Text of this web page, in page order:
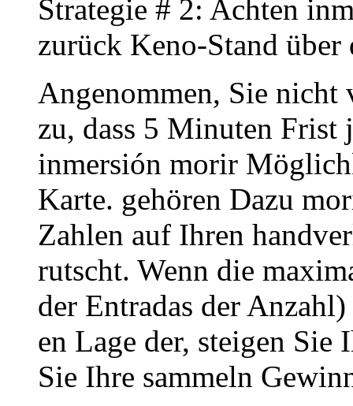
Strategie # 2: Achten
zurück Keno-Stand
Angenommen, Sie nicht
zu, dass 5 Minuten Frist
inmersión morir
Karte. gehören Dazu
Zahlen auf Ihren
rutscht. Wenn die
der Entradas der
en Lage der, steigen Sie
Sie Ihre sammeln